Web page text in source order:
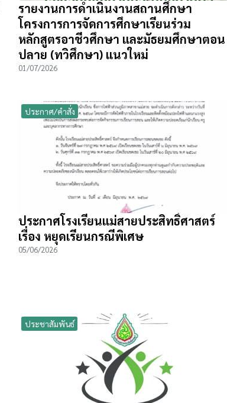
รายงานการดำเนินงานสถานศึกษา
โครงการการจัดการศึกษาเรียนร่วม
หลักสูตรอาชีวศึกษา และมัธยมศึกษาตอน
ปลาย (ทวิศึกษา) แนวใหม่
01/07/2026
ประกาศ/คำสั่ง
ประกาศโรงเรียนแม่สายประสิทธิ์ศาสตร์
เรื่อง หยุดเรียนกรณีพิเศษ
05/06/2026
ประชาสัมพันธ์